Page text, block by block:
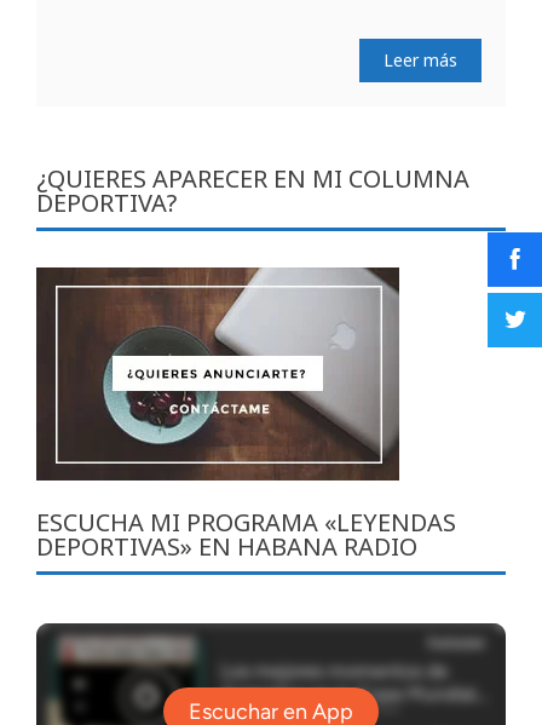
Leer más
¿QUIERES APARECER EN MI COLUMNA
DEPORTIVA?
ESCUCHA MI PROGRAMA «LEYENDAS
DEPORTIVAS» EN HABANA RADIO